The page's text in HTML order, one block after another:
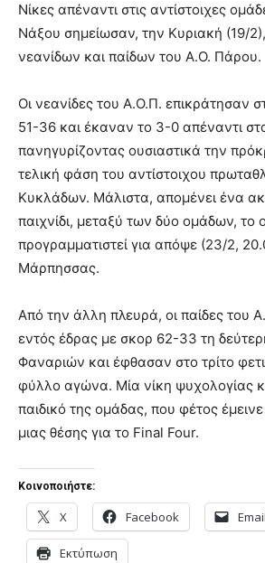
Νίκες απέναντι στις αντίστοιχες
Νάξου σημείωσαν, την Κυριακή (19/
νεανίδων και παίδων του Α.Ο. Πάρου.
Οι νεανίδες του Α.Ο.Π. επικράτησαν
51-36 και έκαναν το 3-0 απέναντι
πανηγυρίζοντας ουσιαστικά την
τελική φάση του αντίστοιχου
Κυκλάδων. Μάλιστα, απομένει ένα
παιχνίδι, μεταξύ των δύο ομάδων, το
προγραμματιστεί για απόψε (23/2,
Μάρπησσας.
Από την άλλη πλευρά, οι παίδες του
εντός έδρας με σκορ 62-33 τη
Φαναριών και έφθασαν στο τρίτο
φύλλο αγώνα. Μία νίκη ψυχολογίας
παιδικό της ομάδας, που φέτος
μιας θέσης για το Final Four.
Κοινοποιήστε:
X Facebook Email
Εκτύπωση